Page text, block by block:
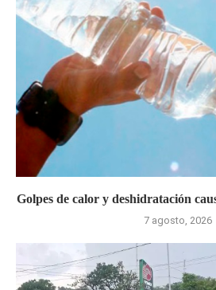
Golpes de calor y deshidratación
7 agosto, 2026